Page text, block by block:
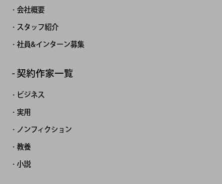
会社概要
スタッフ紹介
社員&インターン募集
契約作家一覧
ビジネス
実用
ノンフィクション
教養
小説